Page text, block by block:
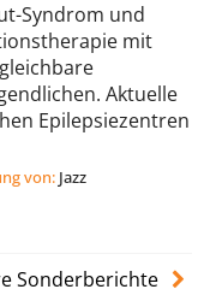
Syndrom und
mit
Aktuelle
Epilepsiezentren
von: Jazz
Sonderberichte